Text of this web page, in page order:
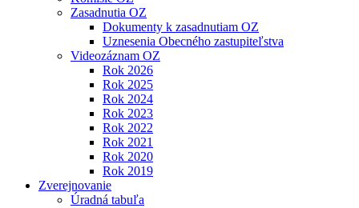
Zasadnutia OZ
Dokumenty k zasadnutiam OZ
Uznesenia Obecného zastupiteľstva
Videozáznam OZ
Rok 2026
Rok 2025
Rok 2024
Rok 2023
Rok 2022
Rok 2021
Rok 2020
Rok 2019
Zverejnovanie
Úradná tabuľa